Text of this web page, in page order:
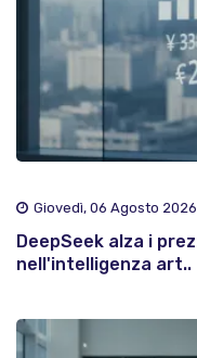
Giovedì, 06 Agosto 2026
DeepSeek alza i
nell'intelligenza art..